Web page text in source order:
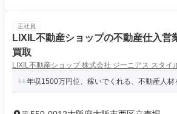
正社員
LIXIL不動産ショップの不動産仕入営
買取
LIXIL不動産ショップ 株式会社 ジーニアス スタイ
年収1500万円位、稼いでくれる、不動産人材